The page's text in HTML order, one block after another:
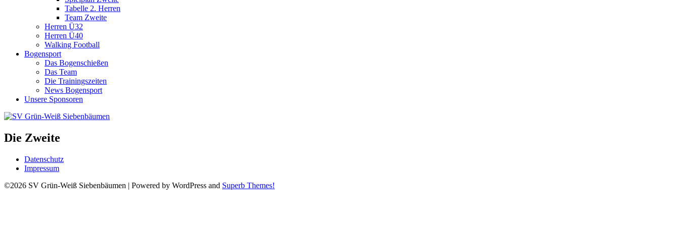
Tabelle 2. Herren
Team Zweite
Herren Ü32
Herren Ü40
Walking Football
Bogensport
Das Bogenschießen
Das Team
Die Trainingszeiten
News Bogensport
Unsere Sponsoren
Die Zweite
Datenschutz
Impressum
©2026 SV Grün-Weiß Siebenbäumen | Powered by WordPress and Superb Themes!